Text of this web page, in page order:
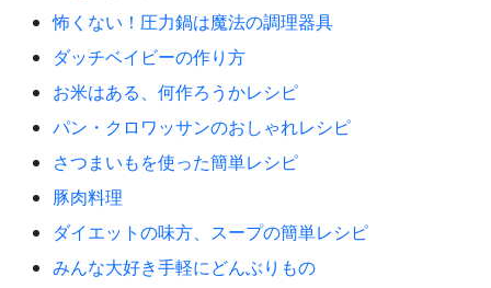
怖くない！圧力鍋は魔法の調理器具
ダッチベイビーの作り方
お米はある、何作ろうかレシピ
パン・クロワッサンのおしゃれレシピ
さつまいもを使った簡単レシピ
豚肉料理
ダイエットの味方、スープの簡単レシピ
みんな大好き手軽にどんぶりもの